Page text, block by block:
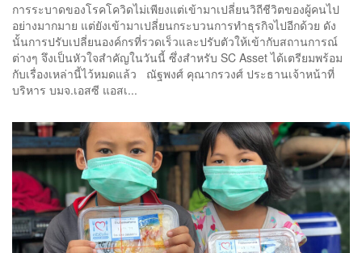
การระบาดของโรคโควิดไม่เพียงแต่เข้ามาเปลี่ยนวิถีชีวิตของผู้คนไป
อย่างมากมาย แต่ยังเข้ามาเปลี่ยนกระบวนการทำธุรกิจไปอีกด้วย ดัง
นั้นการปรับเปลี่ยนองค์กรที่รวดเร็วและปรับตัวให้เข้ากับสถานการณ์
ต่างๆ จึงเป็นหัวใจสำคัญในวันนี้ ซึ่งสำหรับ SC Asset ได้เตรียมพร้อม
กับเรื่องเหล่านี้ไว้หมดแล้ว ณัฐพงศ์ คุณากรวงศ์ ประธานเจ้าหน้าที่
บริหาร บมจ.เอสซี แอสเ...